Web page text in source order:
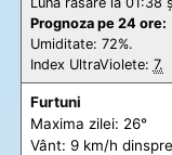
Prognoza pe 24 ore:
Umiditate: 72%.
Index UltraViolete: 7.
Furtuni
Maxima zilei: 26°
Vânt: 9 km/h dinspre